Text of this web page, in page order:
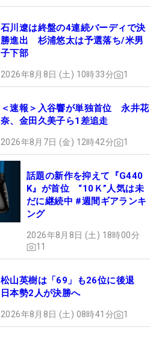
石川遼は終盤の4連続バーディで決
勝進出 杉浦悠太は予選落ち/米男
子下部
2026年8月8日 (土) 10時33分 1
＜速報＞入谷響が単独首位 永井花
奈、金田久美子ら1差追走
2026年8月7日 (金) 12時42分 1
話題の新作を抑えて『G440
K』が首位 “10Ｋ”人気は未
だに継続中 #週間ギアランキ
ング
2026年8月8日 (土) 18時00分
11
松山英樹は「69」も26位に後退
日本勢2人が決勝へ
2026年8月8日 (土) 08時41分 1